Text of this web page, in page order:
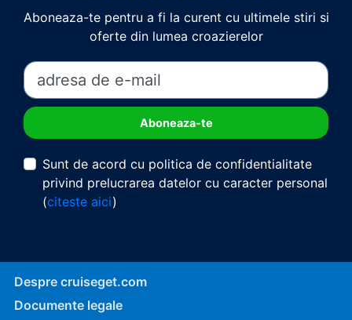
Aboneaza-te pentru a fi la curent cu ultimele stiri si
oferte din lumea croazierelor
Sunt de acord cu politica de confidentialitate
privind prelucrarea datelor cu caracter personal
(citeste aici)
Despre cruiseget.com
Documente legale